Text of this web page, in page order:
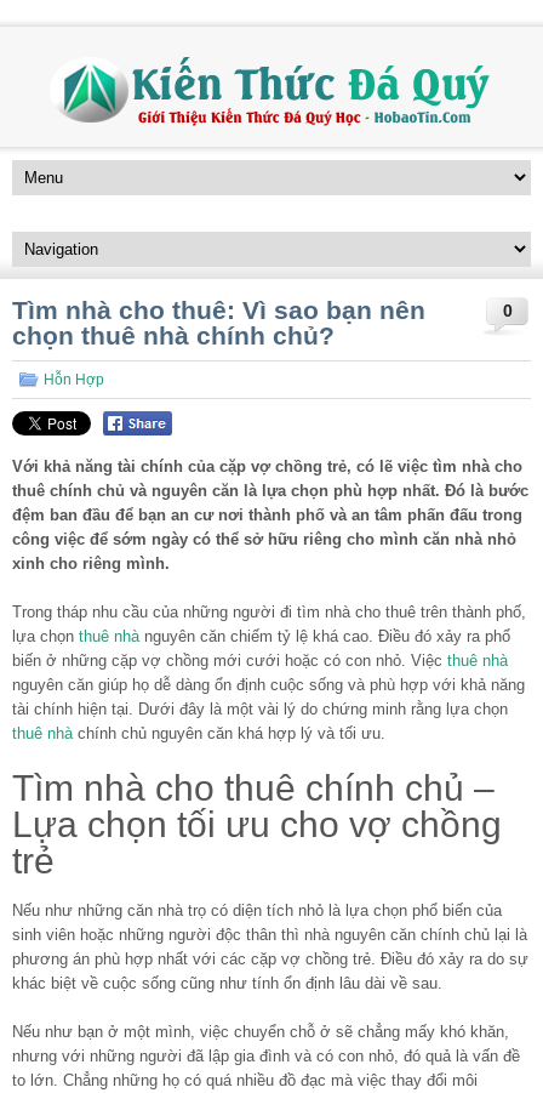
0
Tìm nhà cho thuê: Vì sao bạn nên
chọn thuê nhà chính chủ?
Hỗn Hợp
Với khả năng tài chính của cặp vợ chồng trẻ, có lẽ việc tìm nhà cho
thuê chính chủ và nguyên căn là lựa chọn phù hợp nhất. Đó là bước
đệm ban đầu để bạn an cư nơi thành phố và an tâm phấn đấu trong
công việc để sớm ngày có thể sở hữu riêng cho mình căn nhà nhỏ
xinh cho riêng mình.
Trong tháp nhu cầu của những người đi tìm nhà cho thuê trên thành phố,
lựa chọn thuê nhà nguyên căn chiếm tỷ lệ khá cao. Điều đó xảy ra phổ
biến ở những cặp vợ chồng mới cưới hoặc có con nhỏ. Việc thuê nhà
nguyên căn giúp họ dễ dàng ổn định cuộc sống và phù hợp với khả năng
tài chính hiện tại. Dưới đây là một vài lý do chứng minh rằng lựa chọn
thuê nhà chính chủ nguyên căn khá hợp lý và tối ưu.
Tìm nhà cho thuê chính chủ –
Lựa chọn tối ưu cho vợ chồng
trẻ
Nếu như những căn nhà trọ có diện tích nhỏ là lựa chọn phổ biến của
sinh viên hoặc những người độc thân thì nhà nguyên căn chính chủ lại là
phương án phù hợp nhất với các cặp vợ chồng trẻ. Điều đó xảy ra do sự
khác biệt về cuộc sống cũng như tính ổn định lâu dài về sau.
Nếu như bạn ở một mình, việc chuyển chỗ ở sẽ chẳng mấy khó khăn,
nhưng với những người đã lập gia đình và có con nhỏ, đó quả là vấn đề
to lớn. Chẳng những họ có quá nhiều đồ đạc mà việc thay đổi môi